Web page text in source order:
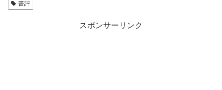
書評
スポンサーリンク